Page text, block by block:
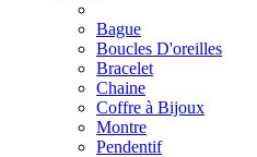
Bague
Boucles D'oreilles
Bracelet
Chaine
Coffre à Bijoux
Montre
Pendentif